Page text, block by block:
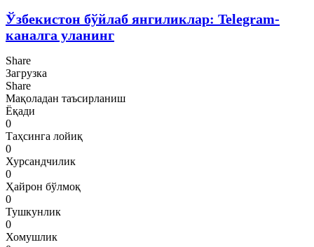
Ўзбекистон бўйлаб янгиликлар: Telegram-
каналга уланинг
Share
Загрузка
Share
Мақоладан таъсирланиш
Ёқади
0
Таҳсинга лойиқ
0
Хурсандчилик
0
Ҳайрон бўлмоқ
0
Тушкунлик
0
Хомушлик